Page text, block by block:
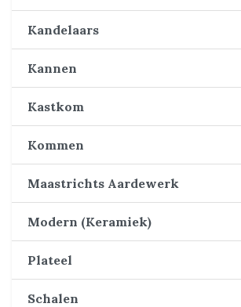
Kandelaars
Kannen
Kastkom
Kommen
Maastrichts Aardewerk
Modern (Keramiek)
Plateel
Schalen